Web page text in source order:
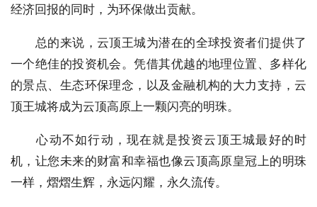
经济回报的同时，为环保做出贡献。
总的来说，云顶王城为潜在的全球投资者们提供了
一个绝佳的投资机会。凭借其优越的地理位置、多样化
的景点、生态环保理念，以及金融机构的大力支持，云
顶王城将成为云顶高原上一颗闪亮的明珠。
心动不如行动，现在就是投资云顶王城最好的时
机，让您未来的财富和幸福也像云顶高原皇冠上的明珠
一样，熠熠生辉，永远闪耀，永久流传。